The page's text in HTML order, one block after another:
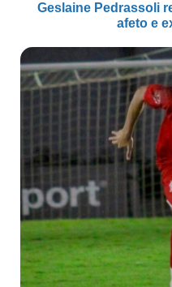
Geslaine Pedrassoli
afeto e